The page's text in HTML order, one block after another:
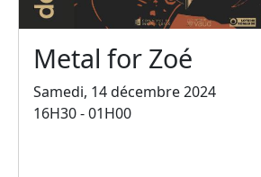
Metal for Zoé
Samedi, 14 décembre 2024
16H30 - 01H00